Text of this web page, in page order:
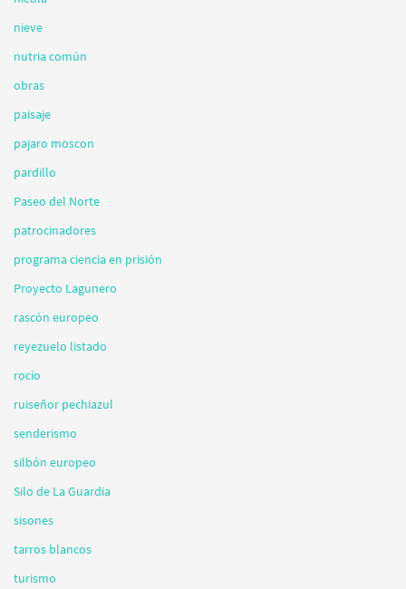
nieve
nutria común
obras
paisaje
pajaro moscon
pardillo
Paseo del Norte
patrocinadores
programa ciencia en prisión
Proyecto Lagunero
rascón europeo
reyezuelo listado
rocío
ruiseñor pechiazul
senderismo
silbón europeo
Silo de La Guardia
sisones
tarros blancos
turismo